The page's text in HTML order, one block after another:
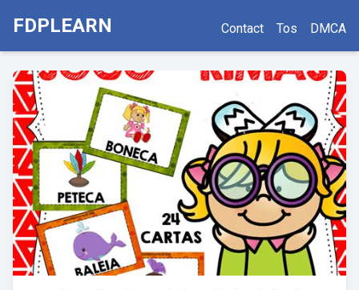
FDPLEARN Contact Tos DMCA